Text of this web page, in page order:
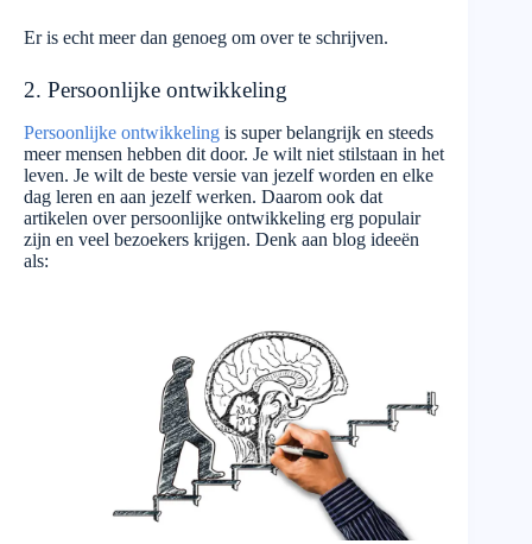
Er is echt meer dan genoeg om over te schrijven.
2. Persoonlijke ontwikkeling
Persoonlijke ontwikkeling is super belangrijk en steeds
meer mensen hebben dit door. Je wilt niet stilstaan in het
leven. Je wilt de beste versie van jezelf worden en elke
dag leren en aan jezelf werken. Daarom ook dat
artikelen over persoonlijke ontwikkeling erg populair
zijn en veel bezoekers krijgen. Denk aan blog ideeën
als: